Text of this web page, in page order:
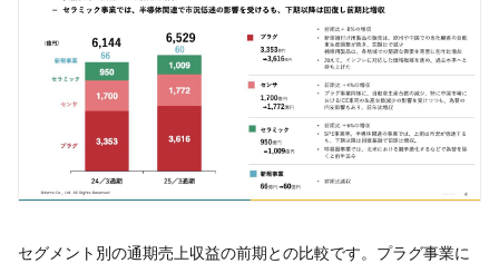
セグメント別の通期売上収益の前期との比較です。プラグ事業に